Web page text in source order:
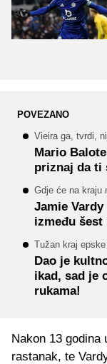
POVEZANO
Vieira ga, tvrdi,
Mario
priznaj da ti
Gdje će na kraju
Jamie
između
Tužan kraj
Dao je
ikad, sad je
rukama!
Nakon 13 godina
rastanak, te